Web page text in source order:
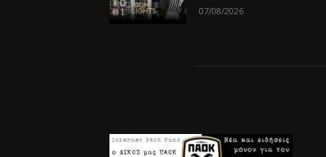
07/08/2026